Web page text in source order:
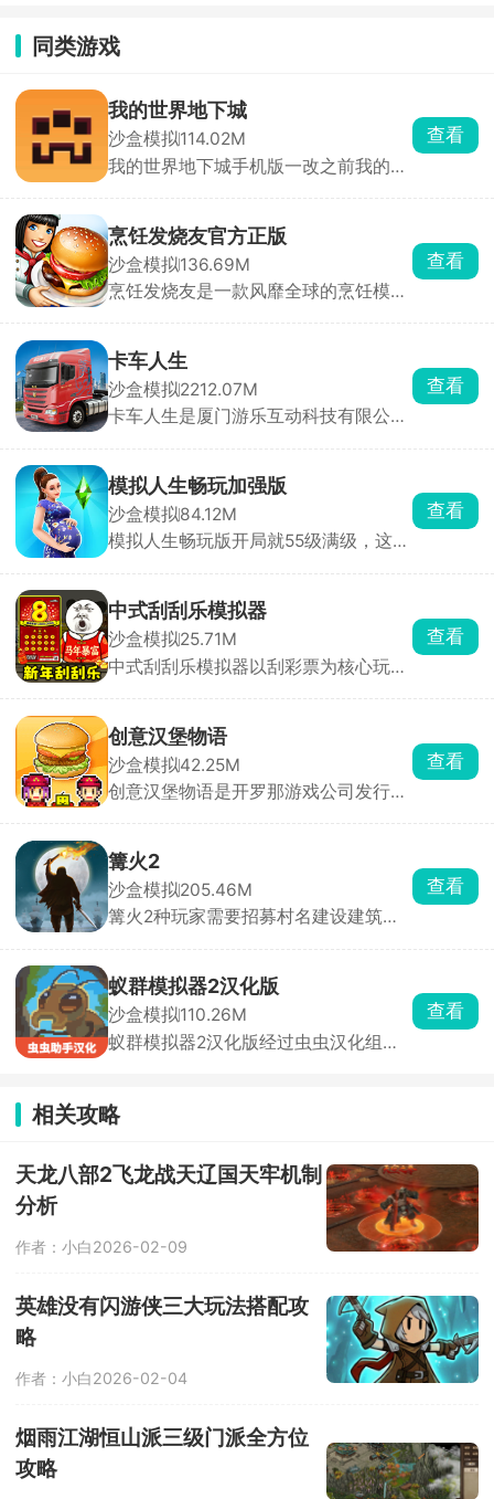
同类游戏
我的世界地下城
沙盒模拟114.02M
我的世界地下城手机版一改之前我的世
此版本中都能遇见，还有许多熟悉的场
景都会逐一登场。游戏内的地图都是随
机生成的，冒险也充满了随机性，对抗
各种各样的怪物，收集足够的资源，探
查看
烹饪发烧友官方正版
沙盒模拟136.69M
烹饪发烧友是一款风靡全球的烹饪模拟
你的餐厅，根据顾客的订单需求制作各
种美味的食物，提供最好的服务去招待
每一位客人，不断地研究创新新的美
食，赚更多的钱，享受烹饪带来的乐
查看
卡车人生
沙盒模拟2212.07M
卡车人生是厦门游乐互动科技有限公司
到重型半挂等海量车型，穿越中国广阔
地图，完成数百种城市特产运输任务。
游戏采用先进物理引擎，还原真实驾驶
体验，动态天气、季节变化及复杂路况
查看
模拟人生畅玩加强版
沙盒模拟84.12M
模拟人生畅玩版开局就55级满级，这是
上自己理想的人生。经历人生路上的种
种，做出不一样的抉择，随时都能享受
到别样的人生乐趣。
查看
中式刮刮乐模拟器
沙盒模拟25.71M
中式刮刮乐模拟器以刮彩票为核心玩
富，挑战百万富翁的终极目标。游戏内
彩票种类繁多，面值越高奖励越丰厚，
更有硬币、尺子、铲子等多样刮奖工具
任你选，沉浸式体验真实刮奖乐趣。
查看
创意汉堡物语
沙盒模拟42.25M
创意汉堡物语是开罗那游戏公司发行的
由组合出炸鱼排配塔塔酱、培根生菜荷
包蛋等创意汉堡，S级汉堡更能带来丰
厚收益。像素风格画面生动，构建出主
题鲜明的汉堡店世界。玩家需招募并培
级设备。
查看
篝火2
沙盒模拟205.46M
篝火2种玩家需要招募村名建设建筑，
需要合理配置人力资源，及时调整资
源。玩家将解锁各种不同的建筑，得到
不同的资源，创造更加强悍的武器。
查看
蚁群模拟器2汉化版
沙盒模拟110.26M
蚁群模拟器2汉化版经过虫虫汉化组汉
重核心玩法，在游戏中，玩家化身整个
蚁群的蚁后，作为族群的核心决策者，
侵、环境灾害等各类突发状况合理做出
发展抉择。
查看
相关攻略
天龙八部2飞龙战天辽国天牢机制
分析
作者：小白2026-02-09
英雄没有闪游侠三大玩法搭配攻
略
作者：小白2026-02-04
烟雨江湖恒山派三级门派全方位
攻略